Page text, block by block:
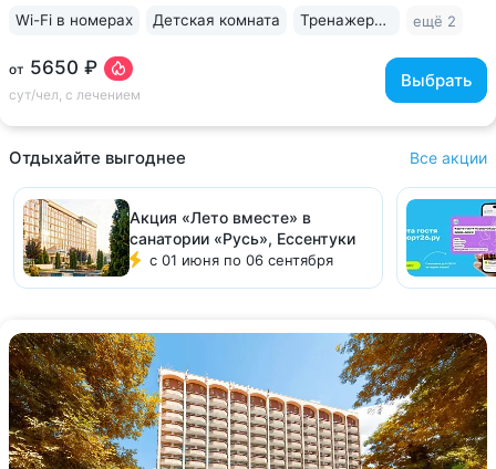
от 5650 ₽
сут/чел, с лечением
Выбрать
Wi-Fi в номерах Детская комната Тренажерный зал ещё 2
Отдыхайте выгоднее Все акции
Акция «Лето вместе» в
санатории «Русь», Ессентуки
с 01 июня по 06 сентября